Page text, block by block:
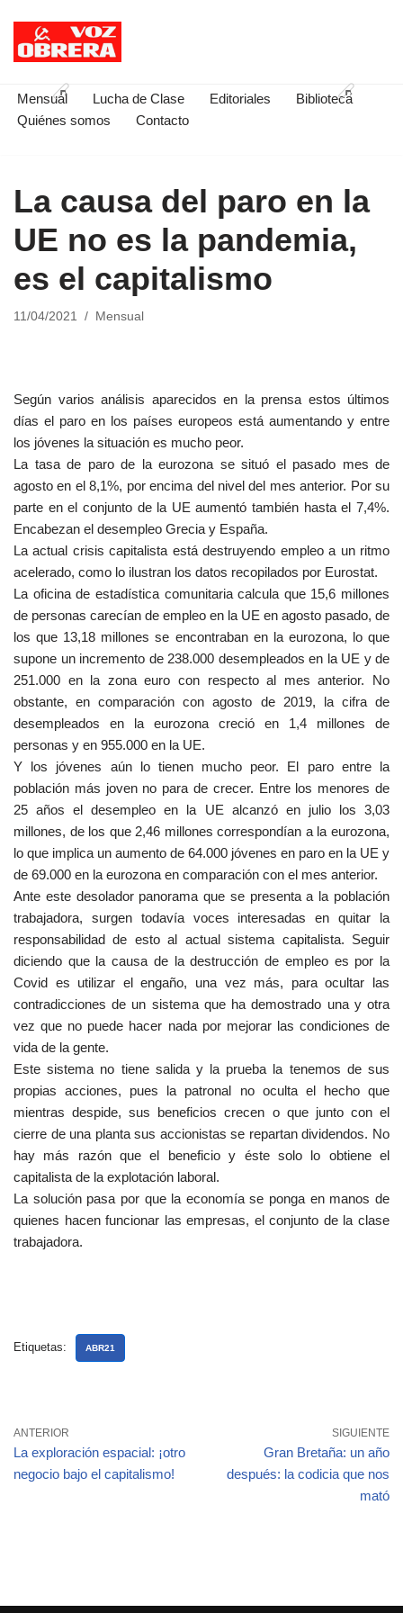
Saltar
contenido
Mensual Lucha de Clase Editoriales
Biblioteca
Quiénes somos
Contacto
La causa del paro en la
UE no es la pandemia,
es el capitalismo
11/04/2021 Mensual
Según varios análisis aparecidos en la prensa estos últimos
días el paro en los países europeos está aumentando y entre
los jóvenes la situación es mucho peor.
La tasa de paro de la eurozona se situó el pasado mes de
agosto en el 8,1%, por encima del nivel del mes anterior. Por su
parte en el conjunto de la UE aumentó también hasta el 7,4%.
Encabezan el desempleo Grecia y España.
La actual crisis capitalista está destruyendo empleo a un ritmo
acelerado, como lo ilustran los datos recopilados por Eurostat.
La oficina de estadística comunitaria calcula que 15,6 millones
de personas carecían de empleo en la UE en agosto pasado, de
los que 13,18 millones se encontraban en la eurozona, lo que
supone un incremento de 238.000 desempleados en la UE y de
251.000 en la zona euro con respecto al mes anterior. No
obstante, en comparación con agosto de 2019, la cifra de
desempleados en la eurozona creció en 1,4 millones de
personas y en 955.000 en la UE.
Y los jóvenes aún lo tienen mucho peor. El paro entre la
población más joven no para de crecer. Entre los menores de
25 años el desempleo en la UE alcanzó en julio los 3,03
millones, de los que 2,46 millones correspondían a la eurozona,
lo que implica un aumento de 64.000 jóvenes en paro en la UE y
de 69.000 en la eurozona en comparación con el mes anterior.
Ante este desolador panorama que se presenta a la población
trabajadora, surgen todavía voces interesadas en quitar la
responsabilidad de esto al actual sistema capitalista. Seguir
diciendo que la causa de la destrucción de empleo es por la
Covid es utilizar el engaño, una vez más, para ocultar las
contradicciones de un sistema que ha demostrado una y otra
vez que no puede hacer nada por mejorar las condiciones de
vida de la gente.
Este sistema no tiene salida y la prueba la tenemos de sus
propias acciones, pues la patronal no oculta el hecho que
mientras despide, sus beneficios crecen o que junto con el
cierre de una planta sus accionistas se repartan dividendos. No
hay más razón que el beneficio y éste solo lo obtiene el
capitalista de la explotación laboral.
La solución pasa por que la economía se ponga en manos de
quienes hacen funcionar las empresas, el conjunto de la clase
trabajadora.
Etiquetas: ABR21
ANTERIOR
La exploración espacial: ¡otro
negocio bajo el capitalismo!
SIGUIENTE
Gran Bretaña: un año
después: la codicia que nos
mató